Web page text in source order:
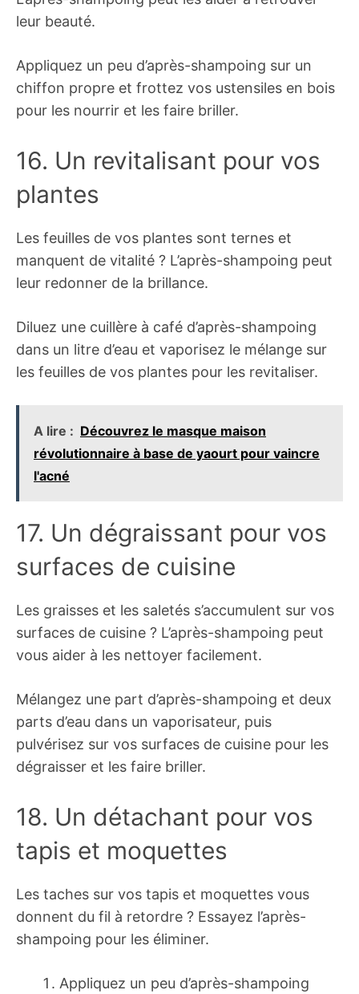
leur beauté.
Appliquez un peu d’après-shampoing sur un
chiffon propre et frottez vos ustensiles en bois
pour les nourrir et les faire briller.
16. Un revitalisant pour vos
plantes
Les feuilles de vos plantes sont ternes et
manquent de vitalité ? L’après-shampoing peut
leur redonner de la brillance.
Diluez une cuillère à café d’après-shampoing
dans un litre d’eau et vaporisez le mélange sur
les feuilles de vos plantes pour les revitaliser.
A lire : Découvrez le masque maison
révolutionnaire à base de yaourt pour vaincre
l'acné
17. Un dégraissant pour vos
surfaces de cuisine
Les graisses et les saletés s’accumulent sur vos
surfaces de cuisine ? L’après-shampoing peut
vous aider à les nettoyer facilement.
Mélangez une part d’après-shampoing et deux
parts d’eau dans un vaporisateur, puis
pulvérisez sur vos surfaces de cuisine pour les
dégraisser et les faire briller.
18. Un détachant pour vos
tapis et moquettes
Les taches sur vos tapis et moquettes vous
donnent du fil à retordre ? Essayez l’après-
shampoing pour les éliminer.
Appliquez un peu d’après-shampoing